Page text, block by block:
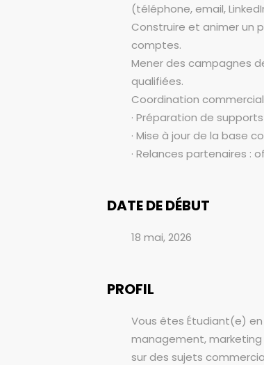
(téléphone, email,
Construire et animer un
comptes.
Mener des campagnes
qualifiées.
Coordination
· Préparation de
· Mise à jour de la base
· Relances partenaires :
DATE DE DÉBUT
18 mai, 2026
PROFIL
Vous êtes Étudiant(e)
management, marketing
sur des sujets